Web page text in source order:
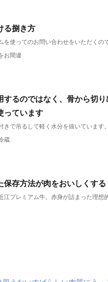
る捌き方
を使ってのお問い合わせをいただくの
お間違
するのではなく、骨から切り
っています
きで吊るして軽く水分を抜いています
蔵
保存方法が肉をおいしくする
江プレミアム牛。赤身が詰まった理想